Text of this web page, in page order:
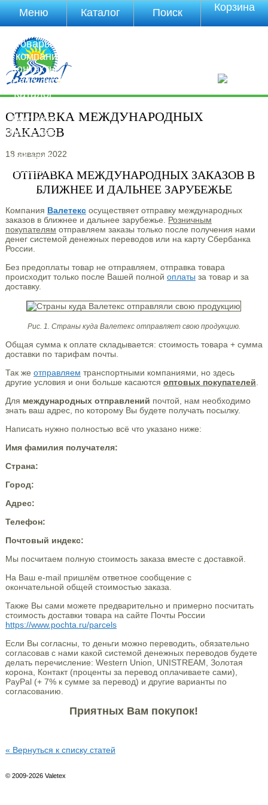
ОТПРАВКА МЕЖДУНАРОДНЫХ
ЗАКАЗОВ
18 января 2022
ОТПРАВКА МЕЖДУНАРОДНЫХ ЗАКАЗОВ В
БЛИЖНЕЕ И ДАЛЬНЕЕ ЗАРУБЕЖЬЕ
Компания Валетексосуществяет отправку международных
заказов в ближнее и дальнее зарубежье. Розничным
покупателям отправляем заказы только после получения нами
денег системой денежных переводов или на карту Сбербанка
России.
Без предоплаты товар не отправляем, отправка товара
происходит только после Вашей полной оплаты за товар и за
доставку.
Рис. 1. Страны куда Валетекс отправляет свою продукцию.
Общая сумма к оплате складывается: стоимость товара + сумма
доставки по тарифам почты.
Так же отправляем транспортными компаниями, но здесь
другие условия и они больше касаются оптовых покупателей
Для международных отправлений почтой, нам необходимо
знать ваш адрес, по которому Вы будете получать посылку.
Написать нужно полностью всё что указано ниже:
Имя фамилия получателя:
Страна:
Город:
Адрес:
Телефон:
Почтовый индекс:
Мы посчитаем полную стоимость заказа вместе с доставкой.
На Ваш e-mail пришлём ответное сообщение с
окончательной общей стоимостью заказа.
Также Вы сами можете предварительно и примерно посчитать
стоимость доставки товара на сайте Почты России
https://www.pochta.ru/parcels
Если Вы согласны, то деньги можно переводить, обязательно
согласовав с нами какой системой денежных переводов будете
делать перечисление: Western Union, UNISTREAM, Золотая
корона, Контакт (проценты за перевод оплачиваете сами),
PayPal (+ 7% к сумме за перевод) и другие варианты по
согласованию.
Приятных Вам покупок!
« Вернуться к списку статей
© 2009-2026 Valetex
Меню
товары
О компании
Контакты
Прайс-лист
Каталог
Доставка
Полезная
Магазины
Отзывы
Видео
Каталог Поиск Корзина